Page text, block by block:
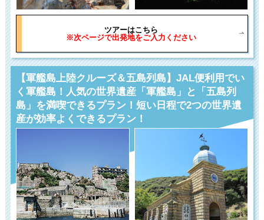
ツアーはこちら
※次ページで出発地をご入力ください
【軍艦島上陸クルーズ＆五島列島】JAL便利用でい
く軍艦島！人気の世界遺産「軍艦島」と「五島列
島」を満喫できるプラン！短い日程で2つの世界遺
産が効率よくできるプラン！